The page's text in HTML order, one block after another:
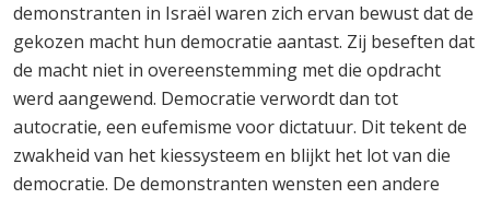
demonstranten in Israël waren zich ervan bewust dat de
gekozen macht hun democratie aantast. Zij beseften dat
de macht niet in overeenstemming met die opdracht
werd aangewend. Democratie verwordt dan tot
autocratie, een eufemisme voor dictatuur. Dit tekent de
zwakheid van het kiessysteem en blijkt het lot van die
democratie. De demonstranten wensten een andere